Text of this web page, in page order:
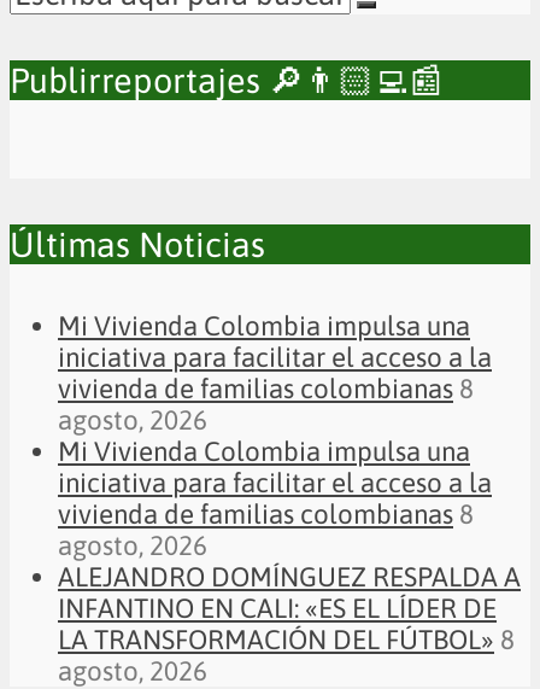
Publirreportajes 🔎👨🏻‍💻📰
Últimas Noticias
Mi Vivienda Colombia impulsa una
iniciativa para facilitar el acceso a la
vivienda de familias colombianas 8
agosto, 2026
Mi Vivienda Colombia impulsa una
iniciativa para facilitar el acceso a la
vivienda de familias colombianas 8
agosto, 2026
ALEJANDRO DOMÍNGUEZ RESPALDA A
INFANTINO EN CALI: «ES EL LÍDER DE
LA TRANSFORMACIÓN DEL FÚTBOL» 8
agosto, 2026